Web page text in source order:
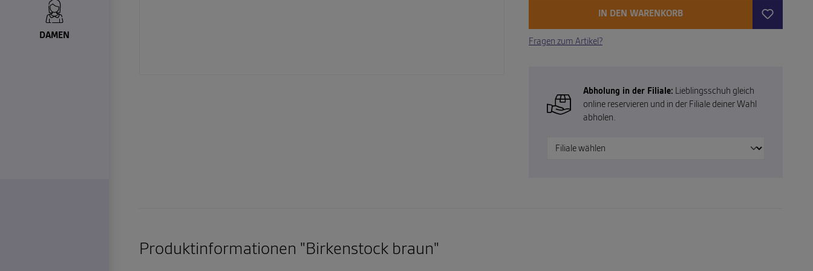
DAMEN
IN DEN WARENKORB
Fragen zum Artikel?
Abholung in der Filiale: Lieblingsschuh gleich
online reservieren und in der Filiale deiner Wahl
abholen.
Produktinformationen "Birkenstock braun"